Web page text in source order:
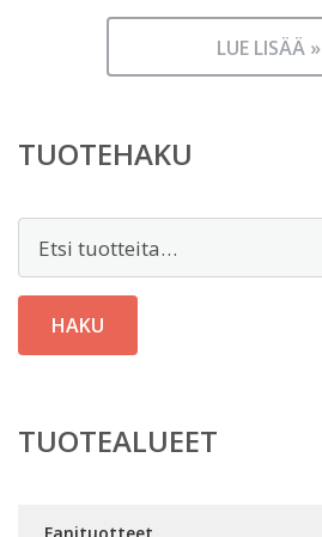
LUE LISÄÄ »
TUOTEHAKU
HAKU
TUOTEALUEET